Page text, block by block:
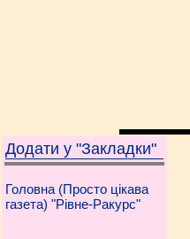
Додати у "Закладки"
Головна (Просто цікава
газета) "Рівне-Ракурс"